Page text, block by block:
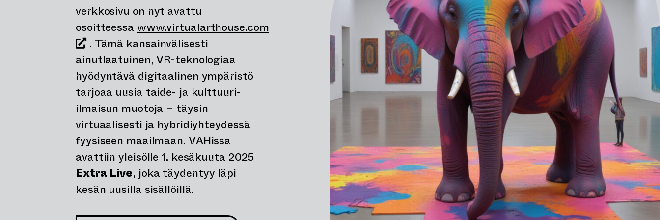
verkkosivu on nyt avattu
osoitteessa www.virtualarthouse.com
(siirtyy toiseen verkkopalveluun)
. Tämä kansainvälisesti
ainutlaatuinen, VR-teknologiaa
hyödyntävä digitaalinen ympäristö
tarjoaa uusia taide- ja kulttuuri-
ilmaisun muotoja – täysin
virtuaalisesti ja hybridiyhteydessä
fyysiseen maailmaan. VAHissa
avattiin yleisölle 1. kesäkuuta 2025
Extra Live, joka täydentyy läpi
kesän uusilla sisällöillä.